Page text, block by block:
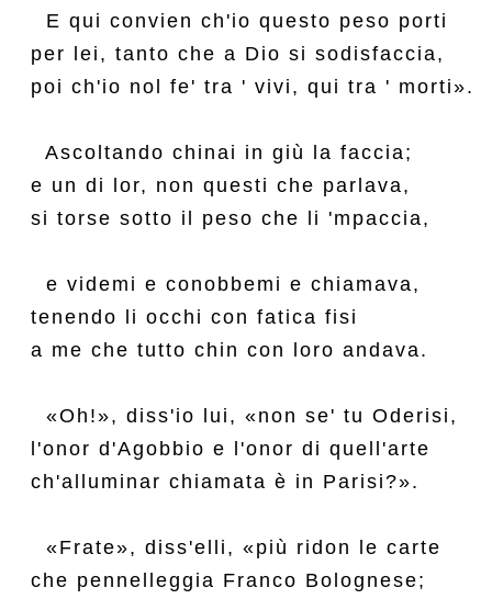
  E qui convien ch'io questo peso porti
per lei, tanto che a Dio si sodisfaccia,
poi ch'io nol fe' tra ' vivi, qui tra ' morti».
  Ascoltando chinai in giù la faccia;
e un di lor, non questi che parlava,
si torse sotto il peso che li 'mpaccia,
  e videmi e conobbemi e chiamava,
tenendo li occhi con fatica fisi
a me che tutto chin con loro andava.
  «Oh!», diss'io lui, «non se' tu Oderisi,
l'onor d'Agobbio e l'onor di quell'arte
ch'alluminar chiamata è in Parisi?».
  «Frate», diss'elli, «più ridon le carte
che pennelleggia Franco Bolognese;